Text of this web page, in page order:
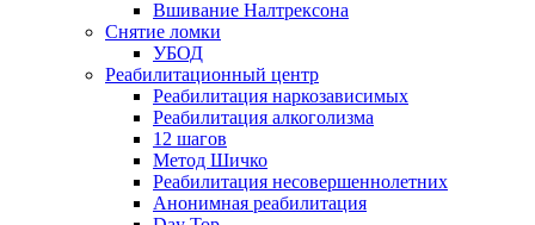
Вшивание Налтрексона
Снятие ломки
УБОД
Реабилитационный центр
Реабилитация наркозависимых
Реабилитация алкоголизма
12 шагов
Метод Шичко
Реабилитация несовершеннолетних
Анонимная реабилитация